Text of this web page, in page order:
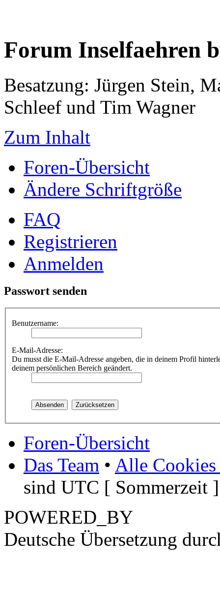
Forum Inselfaehren
Besatzung: Jürgen Stein,
Schleef und Tim Wagner
Zum Inhalt
Foren-Übersicht
Ändere Schriftgröße
FAQ
Registrieren
Anmelden
Passwort senden
Benutzername:
E-Mail-Adresse:
Du musst die E-Mail-Adresse angeben, die in deinem Profil
deinem persönlichen Bereich geändert.
Foren-Übersicht
Das Team • Alle Cookies
sind UTC [ Sommerzeit ]
POWERED_BY
Deutsche Übersetzung